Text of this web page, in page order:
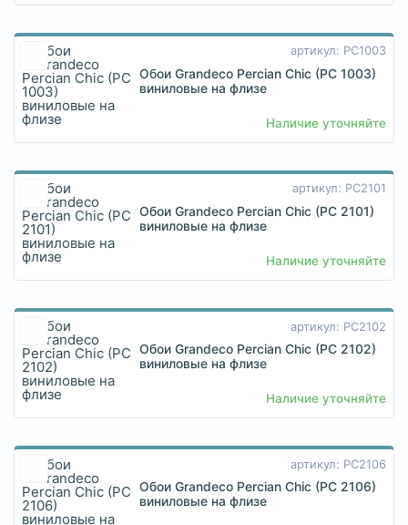
артикул: PC1003
Обои Grandeco Percian Chic (PC 1003)
виниловые на флизе
Наличие уточняйте
артикул: PC2101
Обои Grandeco Percian Chic (PC 2101)
виниловые на флизе
Наличие уточняйте
артикул: PC2102
Обои Grandeco Percian Chic (PC 2102)
виниловые на флизе
Наличие уточняйте
артикул: PC2106
Обои Grandeco Percian Chic (PC 2106)
виниловые на флизе